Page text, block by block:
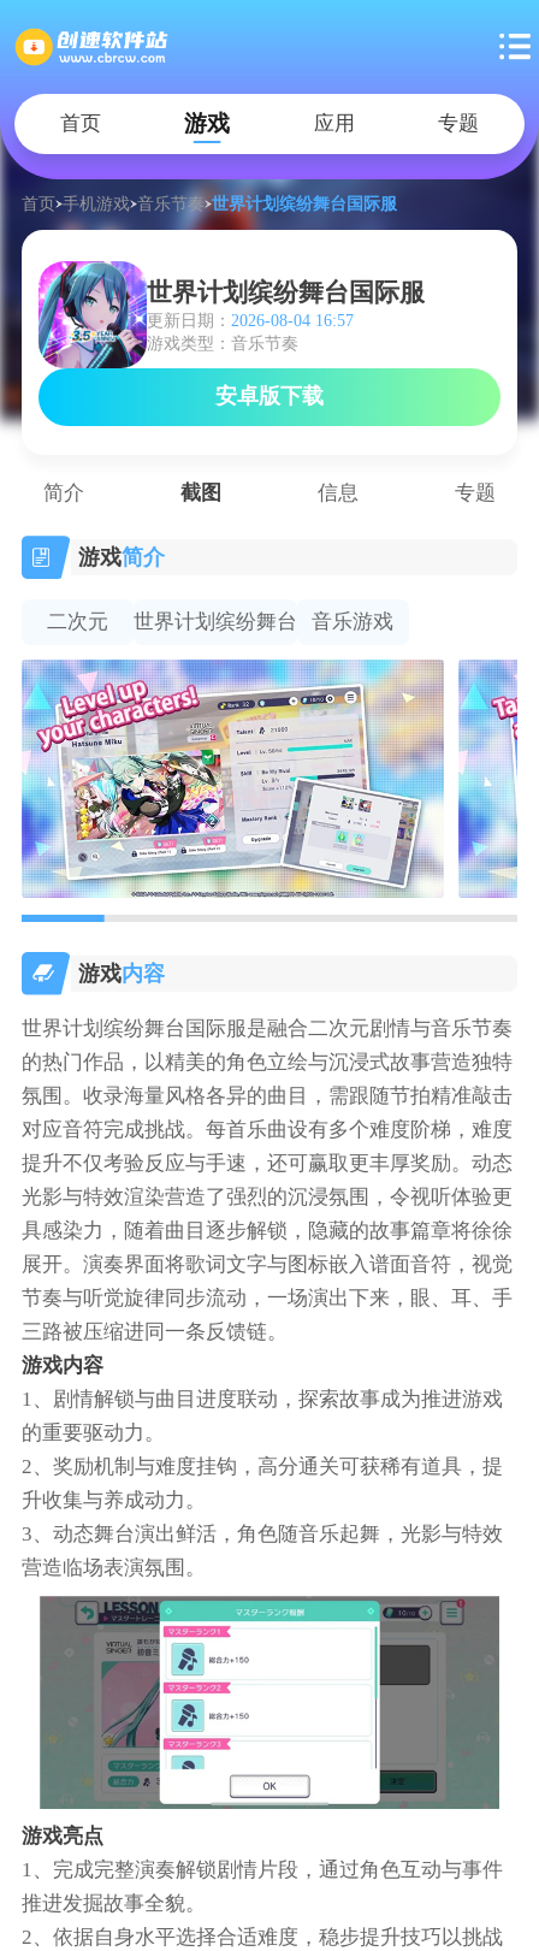
首页 游戏 应用 专题
首页 手机游戏 音乐节奏 世界计划缤纷舞台国际服
世界计划缤纷舞台国际服
更新日期： 2026-08-04 16:57
游戏类型：音乐节奏
安卓版下载
简介 截图 信息 专题
游戏简介
二次元 世界计划缤纷舞台 音乐游戏
游戏内容
世界计划缤纷舞台国际服是融合二次元剧情与音乐节奏
的热门作品，以精美的角色立绘与沉浸式故事营造独特
氛围。收录海量风格各异的曲目，需跟随节拍精准敲击
对应音符完成挑战。每首乐曲设有多个难度阶梯，难度
提升不仅考验反应与手速，还可赢取更丰厚奖励。动态
光影与特效渲染营造了强烈的沉浸氛围，令视听体验更
具感染力，随着曲目逐步解锁，隐藏的故事篇章将徐徐
展开。演奏界面将歌词文字与图标嵌入谱面音符，视觉
节奏与听觉旋律同步流动，一场演出下来，眼、耳、手
三路被压缩进同一条反馈链。
游戏内容
1、剧情解锁与曲目进度联动，探索故事成为推进游戏
的重要驱动力。
2、奖励机制与难度挂钩，高分通关可获稀有道具，提
升收集与养成动力。
3、动态舞台演出鲜活，角色随音乐起舞，光影与特效
营造临场表演氛围。
游戏亮点
1、完成完整演奏解锁剧情片段，通过角色互动与事件
推进发掘故事全貌。
2、依据自身水平选择合适难度，稳步提升技巧以挑战